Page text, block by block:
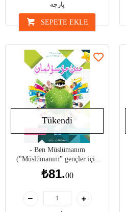
پارچە
SEPETE EKLE
Tükendi
- Ben Müslümanım
("Müslümanım" gençler için
dini okuryazarlık kitapları
serisi)
₺81.00